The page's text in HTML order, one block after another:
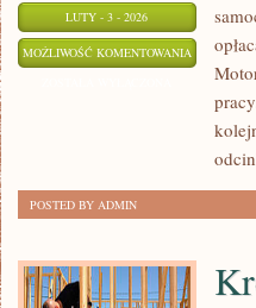
LUTY - 3 - 2026
MOŻLIWOŚĆ KOMENTOWANIA TAKSÓWKI
POSTED BY ADMIN